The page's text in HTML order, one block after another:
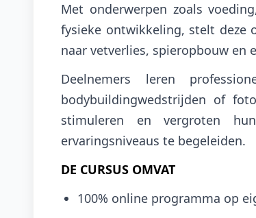
Met onderwerpen zoals
fysieke ontwikkeling, stelt deze
naar vetverlies, spieropbouw en
Deelnemers leren
bodybuildingwedstrijden of
stimuleren en vergroten
ervaringsniveaus te begeleiden.
DE CURSUS OMVAT
100% online programma op